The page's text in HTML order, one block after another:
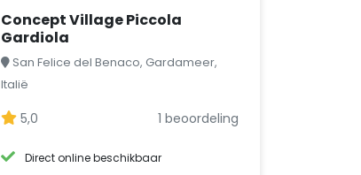
Concept Village Piccola
Gardiola
San Felice del Benaco, Gardameer,
Italië
5,0 1 beoordeling
Direct online beschikbaar